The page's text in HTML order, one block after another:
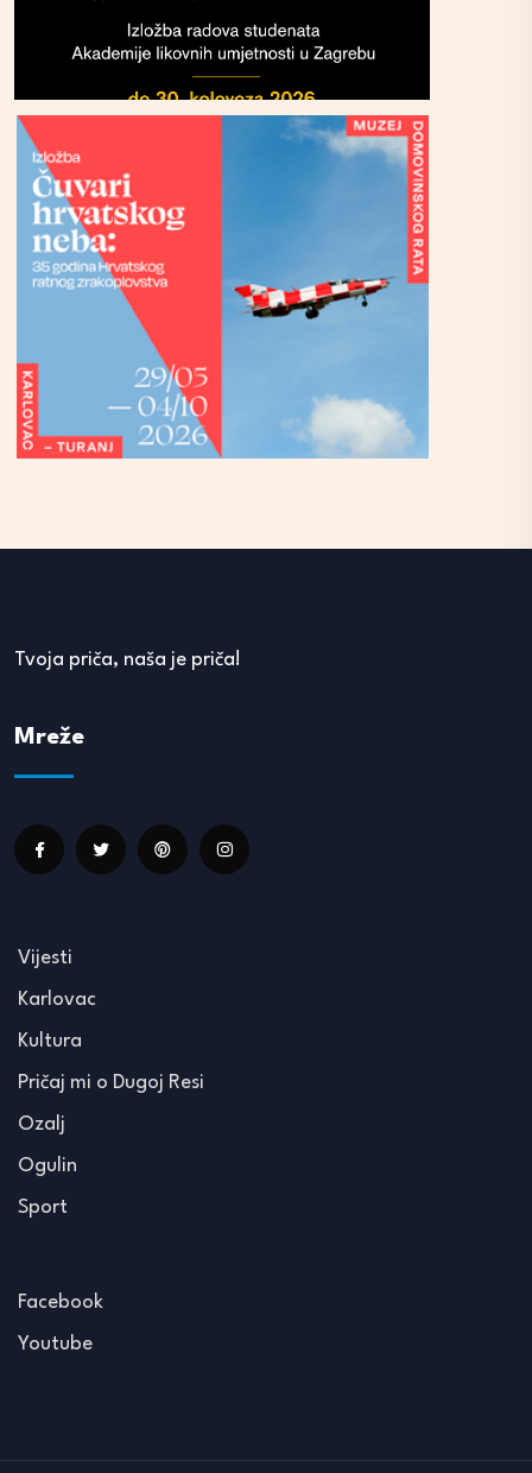
Tvoja priča, naša je priča!
Mreže
Vijesti
Karlovac
Kultura
Pričaj mi o Dugoj Resi
Ozalj
Ogulin
Sport
Facebook
Youtube